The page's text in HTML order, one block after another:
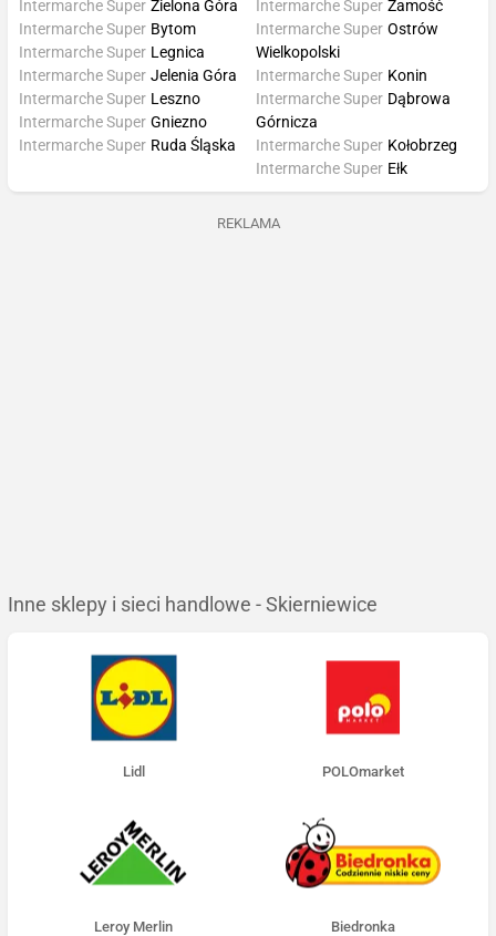
Intermarche Super Zielona Góra
Intermarche Super Bytom
Intermarche Super Legnica
Intermarche Super Zamość
Intermarche Super Ostrów
Wielkopolski
Intermarche Super Jelenia Góra
Intermarche Super Leszno
Intermarche Super Gniezno
Intermarche Super Ruda Śląska
Intermarche Super Konin
Intermarche Super Dąbrowa
Górnicza
Intermarche Super Kołobrzeg
Intermarche Super Ełk
REKLAMA
Inne sklepy i sieci handlowe - Skierniewice
Lidl POLOmarket
Leroy Merlin Biedronka